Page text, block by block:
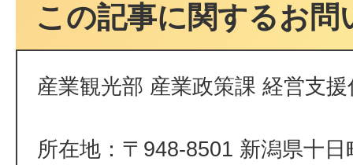
この記事に関するお問
産業観光部 産業政策課 経営支援
所在地：〒948-8501 新潟県十